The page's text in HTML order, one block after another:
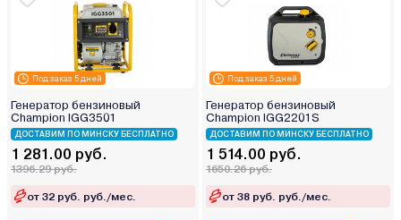
Под заказ 5 дней
Генератор бензиновый
Champion IGG3501
ДОСТАВИМ ПО МИНСКУ БЕСПЛАТНО
1 281.00 руб.
1396.29 руб.
от 32 руб. руб./мес.
Под заказ 5 дней
Генератор бензиновый
Champion IGG2201S
ДОСТАВИМ ПО МИНСКУ БЕСПЛАТНО
1 514.00 руб.
1650.26 руб.
от 38 руб. руб./мес.